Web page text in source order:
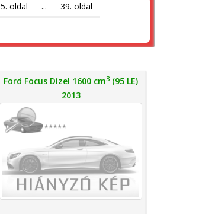
5. oldal ...
39. oldal
Ford Focus Dízel 1600 cm3 (95 LE)
2013